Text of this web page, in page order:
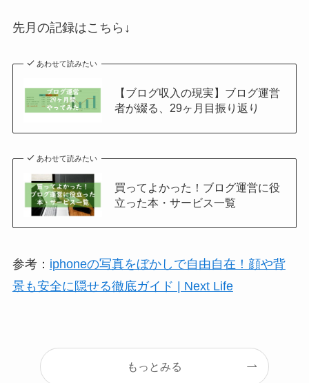
先月の記録はこちら↓
あわせて読みたい
【ブログ収入の現実】ブログ運営
者が綴る、29ヶ月目振り返り
あわせて読みたい
買ってよかった！ブログ運営に役
立った本・サービス一覧
参考： iphoneの写真をぼかしで自由自在！顔や背
景も安全に隠せる徹底ガイド | Next Life
もっとみる